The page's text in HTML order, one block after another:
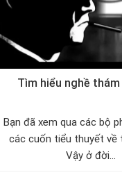
Tìm hiểu nghề
Bạn đã xem qua các bộ
các cuốn tiểu thuyết về
Vậy ở đời...